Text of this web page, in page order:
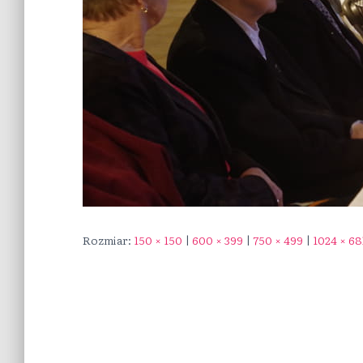
Rozmiar: 150 × 150 | 600 × 399 | 750 × 499 | 1024 ×